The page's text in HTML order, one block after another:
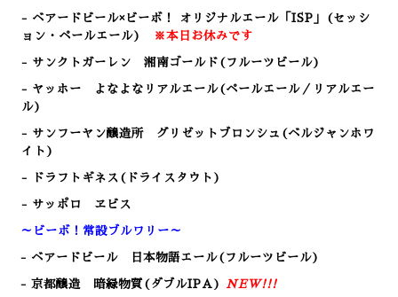
- ベアードビール×ビーボ！ オリジナルエール「ISP」(セッシ
ョン・ペールエール)
※本日お休みです
- サンクトガーレン 湘南ゴールド(フルーツビール)
- ヤッホー よなよなリアルエール(ペールエール／リアルエー
ル)
- サンフーヤン醸造所 グリゼットブロンシュ(ベルジャンホワ
イト)
- ドラフトギネス(ドライスタウト)
- サッポロ ヱビス
～ビーボ！常設ブルワリー～
- ベアードビール 日本物語エール(フルーツビール)
- 京都醸造 暗緑物質(ダブルIPA) NEW!!!